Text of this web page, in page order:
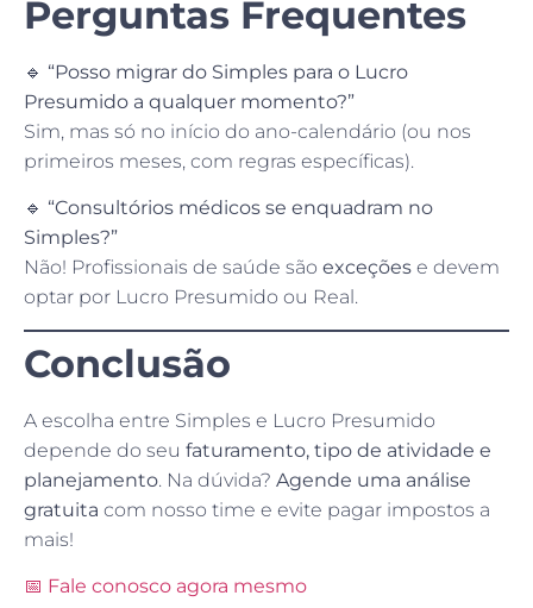
Perguntas Frequentes
🔹 “Posso migrar do Simples para o Lucro
Presumido a qualquer momento?”
Sim, mas só no início do ano-calendário (ou nos
primeiros meses, com regras específicas).
🔹 “Consultórios médicos se enquadram no
Simples?”
Não! Profissionais de saúde são exceções e devem
optar por Lucro Presumido ou Real.
Conclusão
A escolha entre Simples e Lucro Presumido
depende do seu faturamento, tipo de atividade e
planejamento. Na dúvida? Agende uma análise
gratuita com nosso time e evite pagar impostos a
mais!
📅 Fale conosco agora mesmo